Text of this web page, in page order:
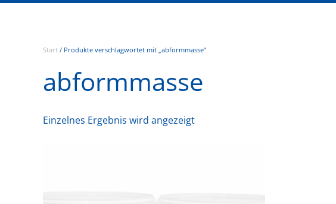
Start / Produkte verschlagwortet mit „abformmasse“
abformmasse
Einzelnes Ergebnis wird angezeigt